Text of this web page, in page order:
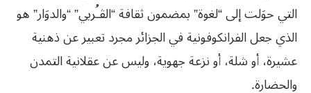
التي‮ ‬حوَلت إلى‮ “‬لغوة‮” ‬بمضمون ثقافة‮ “‬الڤـُربي‮” “‬والدوَار‮” ‬هو
الذي‮ ‬جعل الفرانكوفونية في‮ ‬الجزائر مجرد تعبير عن ذهنية
عشيرة،‮ ‬أو شلة،‮ ‬أو نزعة جهوية،‮ ‬وليس عن عقلانية التمدن
والحضارة‮.